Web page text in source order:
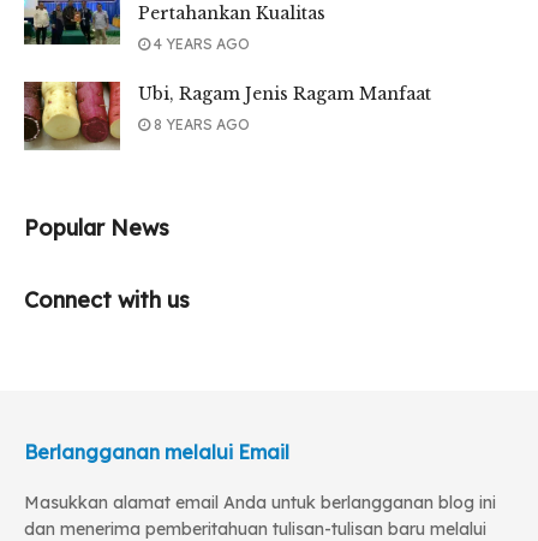
Pertahankan Kualitas
4 YEARS AGO
Ubi, Ragam Jenis Ragam Manfaat
8 YEARS AGO
Popular News
Connect with us
Berlangganan melalui Email
Masukkan alamat email Anda untuk berlangganan blog ini
dan menerima pemberitahuan tulisan-tulisan baru melalui